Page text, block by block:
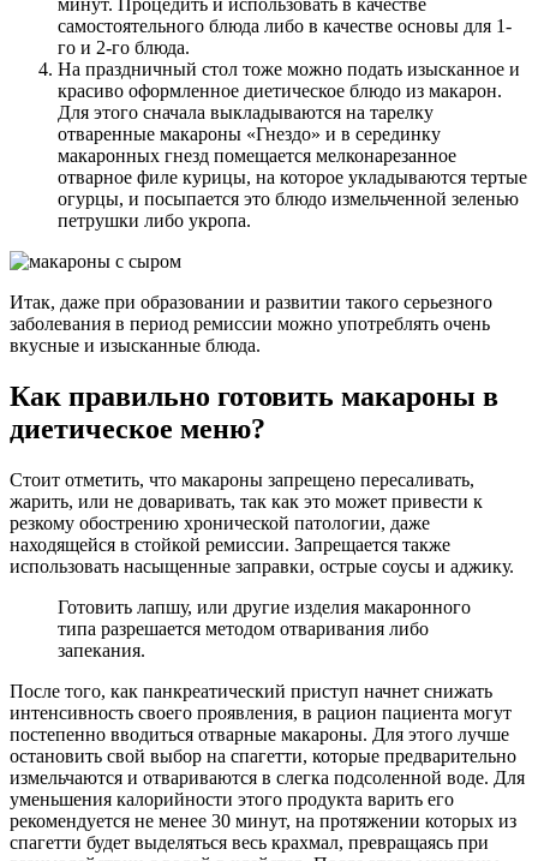
минут. Процедить и использовать в качестве
самостоятельного блюда либо в качестве основы для 1-
го и 2-го блюда.
На праздничный стол тоже можно подать изысканное и
красиво оформленное диетическое блюдо из макарон.
Для этого сначала выкладываются на тарелку
отваренные макароны «Гнездо» и в серединку
макаронных гнезд помещается мелконарезанное
отварное филе курицы, на которое укладываются тертые
огурцы, и посыпается это блюдо измельченной зеленью
петрушки либо укропа.
Итак, даже при образовании и развитии такого серьезного
заболевания в период ремиссии можно употреблять очень
вкусные и изысканные блюда.
Как правильно готовить макароны в
диетическое меню?
Стоит отметить, что макароны запрещено пересаливать,
жарить, или не доваривать, так как это может привести к
резкому обострению хронической патологии, даже
находящейся в стойкой ремиссии. Запрещается также
использовать насыщенные заправки, острые соусы и аджику.
Готовить лапшу, или другие изделия макаронного
типа разрешается методом отваривания либо
запекания.
После того, как панкреатический приступ начнет снижать
интенсивность своего проявления, в рацион пациента могут
постепенно вводиться отварные макароны. Для этого лучше
остановить свой выбор на спагетти, которые предварительно
измельчаются и отвариваются в слегка подсоленной воде. Для
уменьшения калорийности этого продукта варить его
рекомендуется не менее 30 минут, на протяжении которых из
спагетти будет выделяться весь крахмал, превращаясь при